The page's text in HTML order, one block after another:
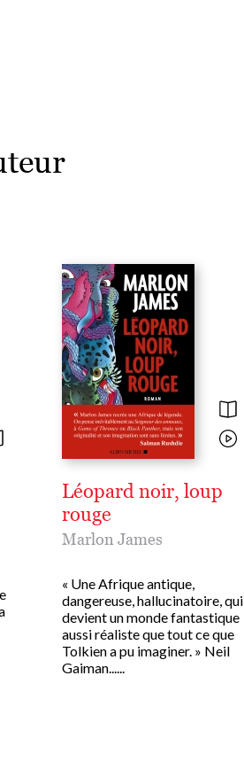
Léopard noir, loup
rouge
Marlon James
« Une Afrique antique,
dangereuse, hallucinatoire, qui
devient un monde fantastique
aussi réaliste que tout ce que
Tolkien a pu imaginer. » Neil
Gaiman......